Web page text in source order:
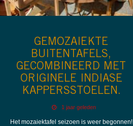
GEMOZAIEKTE
BUITENTAFELS,
GECOMBINEERD MET
ORIGINELE INDIASE
KAPPERSSTOELEN.
1 jaar geleden
Het mozaiektafel seizoen is weer begonnen!